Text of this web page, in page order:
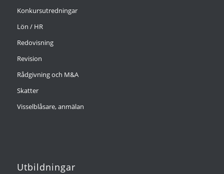
Konkursutredningar
Lön / HR
Redovisning
Revision
Rådgivning och M&A
Skatter
Visselblåsare, anmälan
Utbildningar